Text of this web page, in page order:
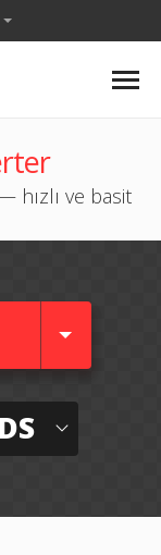
hızlı ve basit